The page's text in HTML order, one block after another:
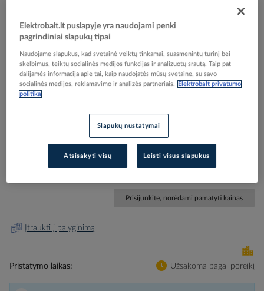
Skip
the
Reali prekė gali skirtis nuo pavaizduotos nuotraukoje
Reguliatorius temperatūros p/t grindų 1no
Elektrobalt prekės kodas
Prisijunkite, norėdami pamatyti kainas
Įtraukti į palyginimą
Pristatymo laikas Užsakoma pagal poreikį
Elektrobalt.lt puslapyje yra naudojami penki
pagrindiniai slapukų tipai
Naudojame slapukus, kad svetainė veiktų tinkamai, suasmenintų turinį bei
skelbimus, teiktų socialinės medijos funkcijas ir analizuotų srautą. Taip pat
dalijamės informacija apie tai, kaip naudojatės mūsų svetaine, su savo
socialinės medijos, reklamavimo ir analizės partneriais.
Elektrobalt privatumo
politika
Slapukų nustatymai
Atsisakyti visų Leisti visus slapukus